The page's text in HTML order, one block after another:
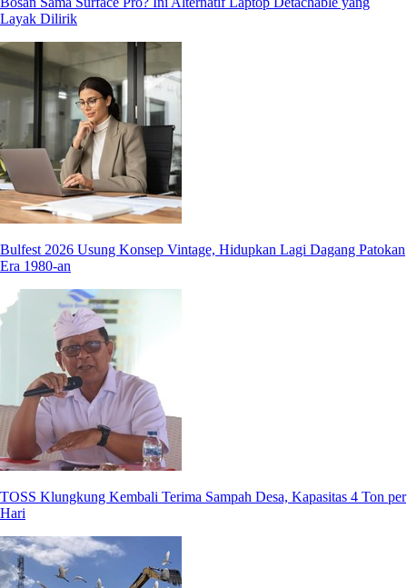
Layak Dilirik
Bulfest 2026 Usung Konsep Vintage, Hidupkan Lagi Dagang Patokan
Era 1980-an
TOSS Klungkung Kembali Terima Sampah Desa, Kapasitas 4 Ton per
Hari